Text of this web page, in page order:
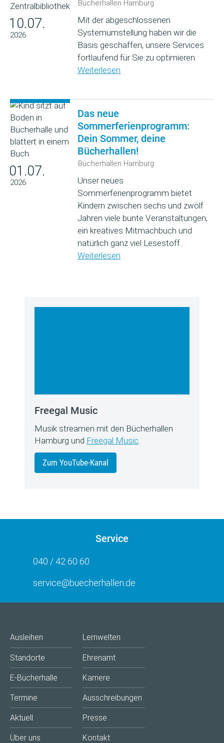
10.07.
2026
Bücherhallen Hamburg
Mit der abgeschlossenen
Systemumstellung haben wir die
Basis geschaffen, unsere Services
fortlaufend für Sie zu optimieren.
Weiterlesen
01.07.
2026
Das neue
Sommerferienprogramm:
Dein Sommer, deine
Bücherhallen!
Bücherhallen Hamburg
Unser neues
Sommerferienprogramm bietet
Kindern zwischen sechs und zwölf
Jahren viele bunte Veranstaltungen,
ein kreatives Mitmachbuch und
natürlich ganz viel Lesestoff.
Weiterlesen
Freegal Music
Musik streamen mit den Bücherhallen
Hamburg und Freegal Music
Zum YouTube-Kanal
Service
040 / 42 60 60
service@buecherhallen.de
Ausleihen
Standorte
E-Bücherhalle
Termine
Aktuell
Über uns
Lernwelten
Ehrenamt
Karriere
Ausschreibungen
Presse
Kontakt